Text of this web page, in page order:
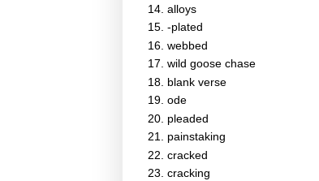
alloys
-plated
webbed
wild goose chase
blank verse
ode
pleaded
painstaking
cracked
cracking